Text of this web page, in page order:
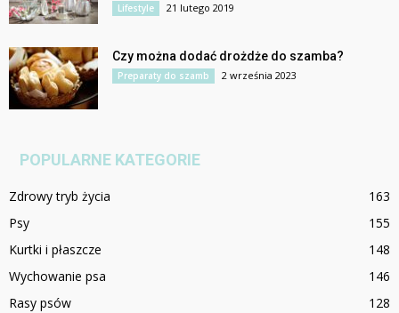
Lifestyle 21 lutego 2019
Czy można dodać drożdże do szamba?
Preparaty do szamb 2 września 2023
POPULARNE KATEGORIE
Zdrowy tryb życia
163
Psy
155
Kurtki i płaszcze
148
Wychowanie psa
146
Rasy psów
128